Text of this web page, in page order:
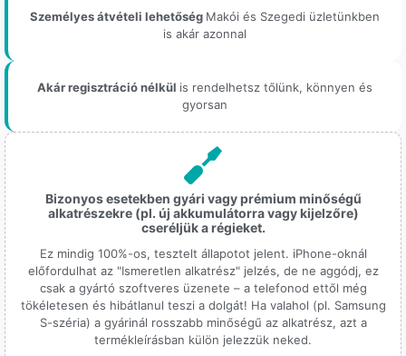
Személyes átvételi lehetőség Makói és Szegedi üzletünkben
is akár azonnal
Akár regisztráció nélkül is rendelhetsz tőlünk, könnyen és
gyorsan
Bizonyos esetekben gyári vagy prémium minőségű
alkatrészekre (pl. új akkumulátorra vagy kijelzőre)
cseréljük a régieket.
Ez mindig 100%-os, tesztelt állapotot jelent. iPhone-oknál
előfordulhat az "Ismeretlen alkatrész" jelzés, de ne aggódj, ez
csak a gyártó szoftveres üzenete – a telefonod ettől még
tökéletesen és hibátlanul teszi a dolgát! Ha valahol (pl. Samsung
S-széria) a gyárinál rosszabb minőségű az alkatrész, azt a
termékleírásban külön jelezzük neked.